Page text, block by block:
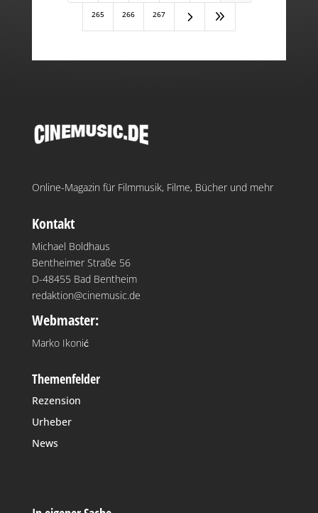
265 266 267 5 9
Online-Magazin für Filmmusik, Filme, Bücher und mehr
Kontakt
Michael Boldhaus
Bentheimer Straße 56
D-48455 Bad Bentheim
redaktion@cinemusic.de
Webmaster:
Marko Ikonić
Themenfelder
Rezension
Urheber
News